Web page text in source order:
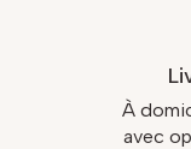
À
avec